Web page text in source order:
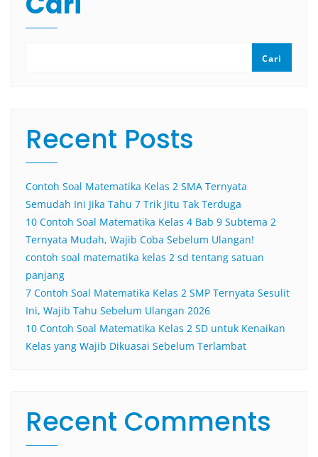
Cari
Recent Posts
Contoh Soal Matematika Kelas 2 SMA Ternyata
Semudah Ini Jika Tahu 7 Trik Jitu Tak Terduga
10 Contoh Soal Matematika Kelas 4 Bab 9 Subtema 2
Ternyata Mudah, Wajib Coba Sebelum Ulangan!
contoh soal matematika kelas 2 sd tentang satuan
panjang
7 Contoh Soal Matematika Kelas 2 SMP Ternyata Sesulit
Ini, Wajib Tahu Sebelum Ulangan 2026
10 Contoh Soal Matematika Kelas 2 SD untuk Kenaikan
Kelas yang Wajib Dikuasai Sebelum Terlambat
Recent Comments